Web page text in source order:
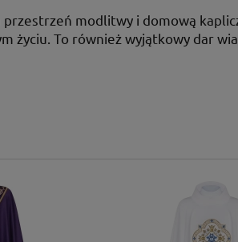
przestrzeń modlitwy i domową
życiu. To również wyjątkowy dar